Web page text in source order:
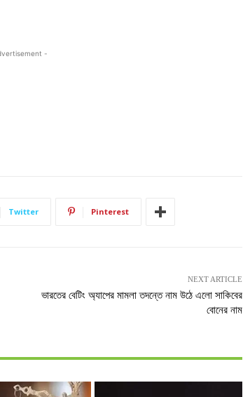
-
Twitter Pinterest
NEXT ARTICLE
ভারতের বেটিং অ্যাপের মামলা তদন্তে নাম উঠে এলো সাকিবের
বোনের নাম